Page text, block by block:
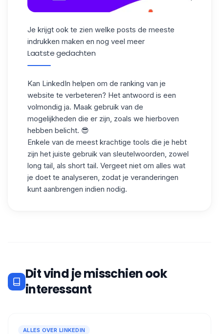
Je krijgt ook te zien welke posts de meeste
indrukken maken en nog veel meer
Laatste gedachten
Kan LinkedIn helpen om de ranking van je
website te verbeteren? Het antwoord is een
volmondig ja. Maak gebruik van de
mogelijkheden die er zijn, zoals we hierboven
hebben belicht. 😎
Enkele van de meest krachtige tools die je hebt
zijn het juiste gebruik van sleutelwoorden, zowel
long tail, als short tail. Vergeet niet om alles wat
je doet te analyseren, zodat je veranderingen
kunt aanbrengen indien nodig.
Dit vind je misschien ook
interessant
ALLES OVER LINKEDIN